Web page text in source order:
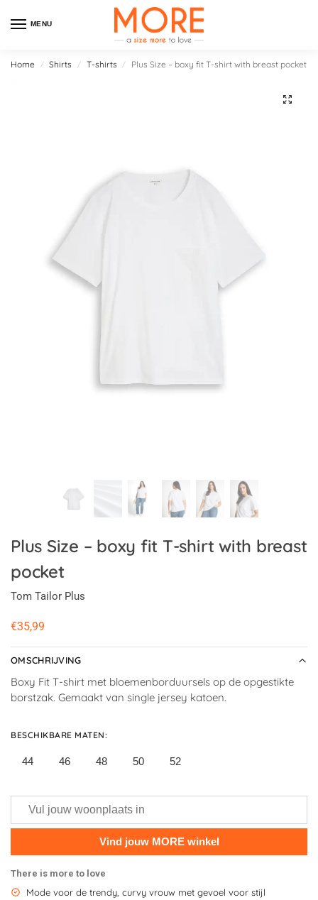
MENU
Home / Shirts / T-shirts / Plus Size – boxy fit T-shirt with breast pocket
Plus Size – boxy fit T-shirt with breast
pocket
Tom Tailor Plus
€35,99
OMSCHRIJVING
Boxy Fit T-shirt met bloemenborduursels op de opgestikte
borstzak. Gemaakt van single jersey katoen.
BESCHIKBARE MATEN:
44 46 48 50 52
There is more to love
Mode voor de trendy, curvy vrouw met gevoel voor stijl